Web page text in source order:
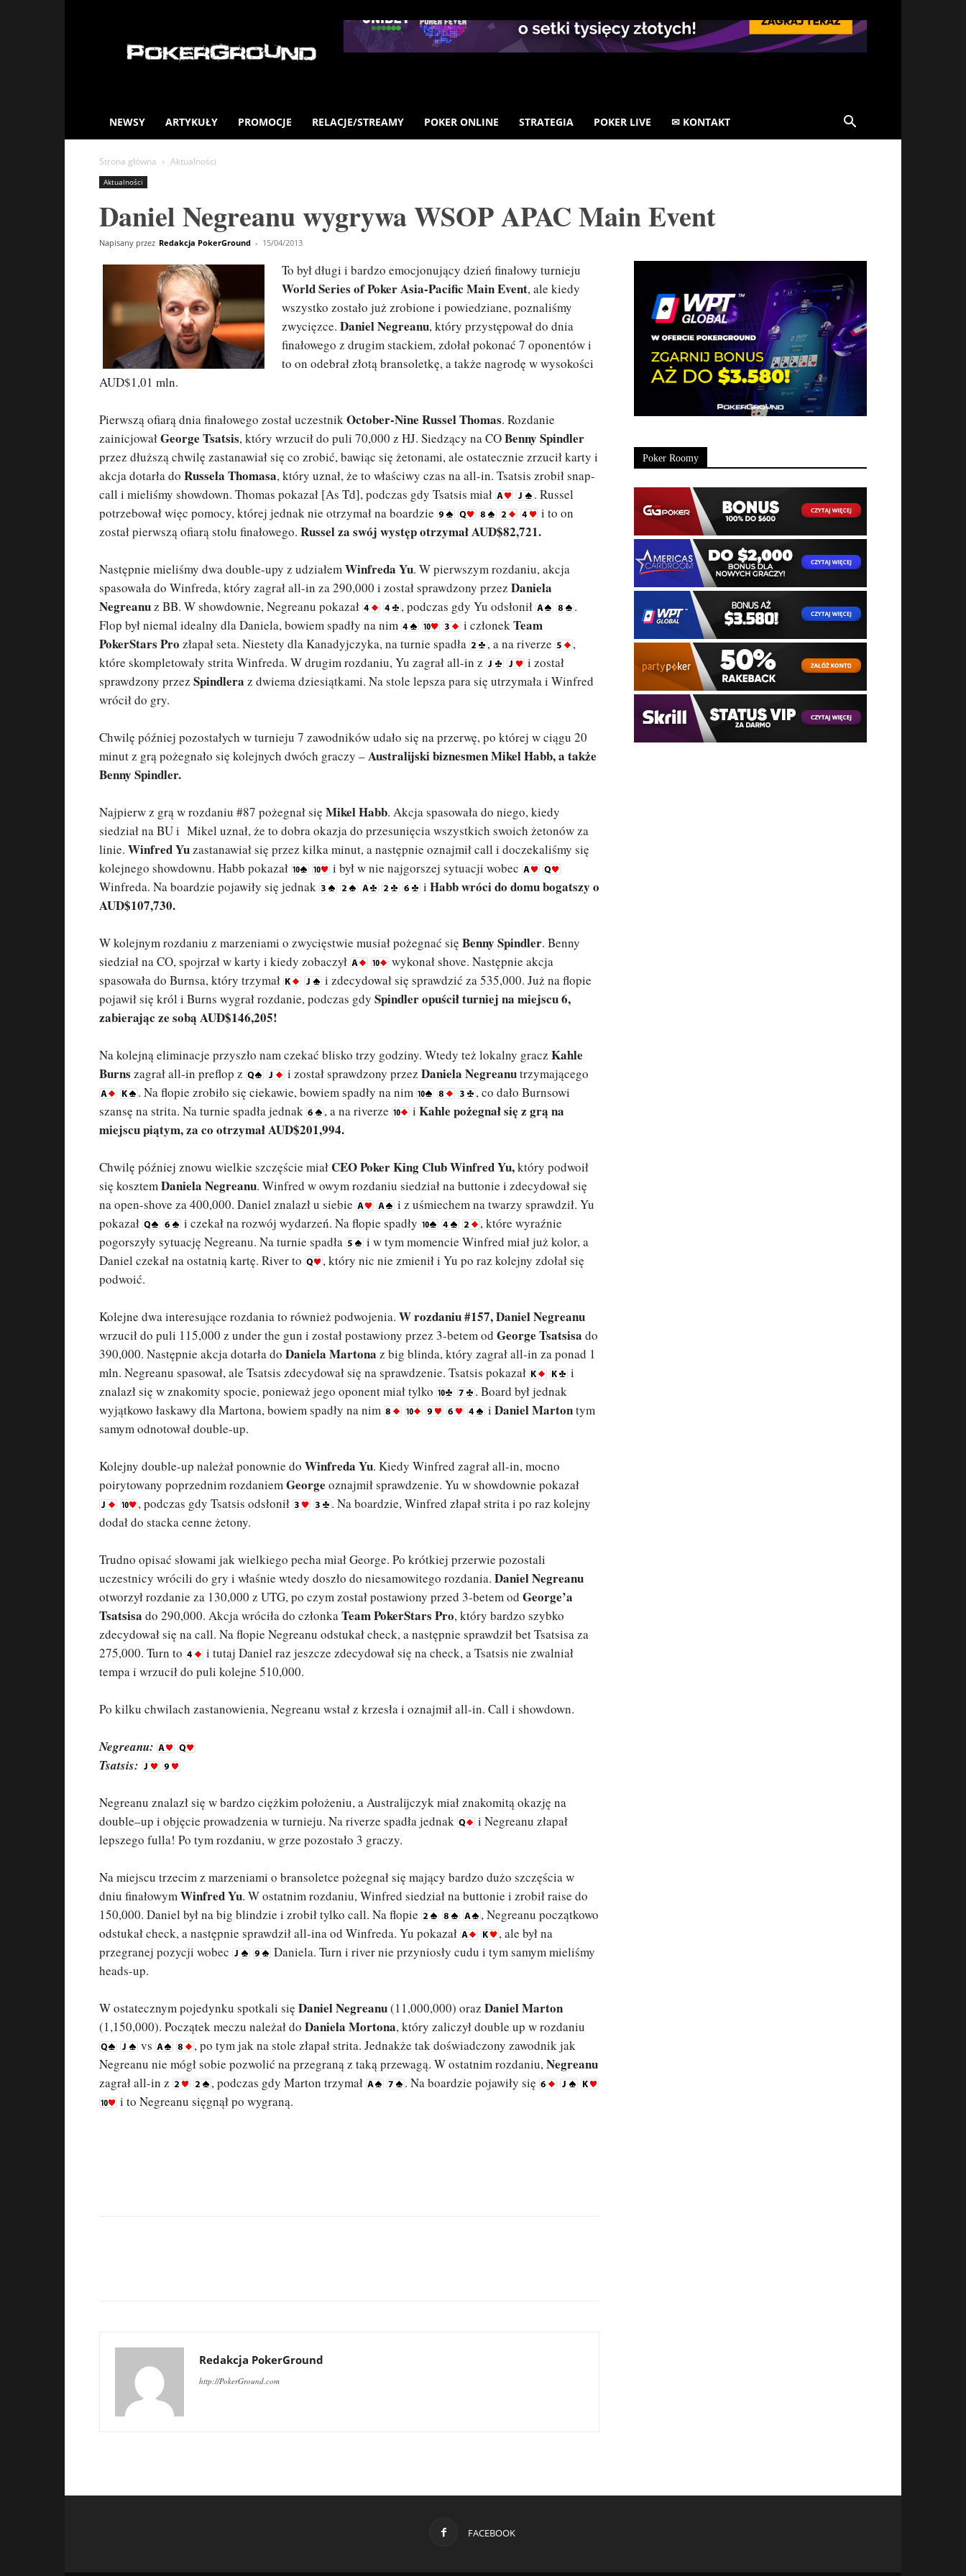
NEWSY ARTYKUŁY PROMOCJE RELACJE/STREAMY POKER ONLINE STRATEGIA POKER LIVE ✉ KONTAKT
Strona główna Aktualności
Aktualności
Daniel Negreanu wygrywa WSOP APAC Main Event
Napisany przez Redakcja PokerGround - 15/04/2013
To był długi i bardzo emocjonujący dzień finałowy turnieju
World Series of Poker Asia-Pacific Main Event, ale kiedy
wszystko zostało już zrobione i powiedziane, poznaliśmy
zwycięzce. Daniel Negreanu, który przystępował do dnia
finałowego z drugim stackiem, zdołał pokonać 7 oponentów i
to on odebrał złotą bransoletkę, a także nagrodę w wysokości
AUD$1,01 mln.
Pierwszą ofiarą dnia finałowego został uczestnikOctober-Nine Russel Thomas. Rozdanie
zainicjowałGeorge Tsatsis, który wrzucił do puli 70,000 z HJ. Siedzący na COBenny Spindler
przez dłuższą chwilę zastanawiał się co zrobić, bawiąc się żetonami, ale ostatecznie zrzucił karty i
akcja dotarła do Russela Thomasa, który uznał, że to właściwy czas na all-in. Tsatsis zrobił snap-
call i mieliśmy showdown. Thomas pokazał [As Td], podczas gdy Tsatsis miał
. Russel
potrzebował więc pomocy, której jednak nie otrzymał na boardzie
i to on
został pierwszą ofiarą stołu finałowego. Russel za swój występ otrzymał AUD$82,721.
Następnie mieliśmy dwa double-upy z udziałemWinfreda Yu. W pierwszym rozdaniu, akcja
spasowała do Winfreda, który zagrał all-in za 290,000 i został sprawdzony przez Daniela
Negreanuz BB. W showdownie, Negreanu pokazał , podczas gdy Yu odsłonił
.
Flop był niemal idealny dla Daniela, bowiem spadły na nim
i członekTeam
PokerStars Pro złapał seta. Niestety dla Kanadyjczyka, na turnie spadła , a na riverze
,
które skompletowały strita Winfreda. W drugim rozdaniu, Yu zagrał all-in z
i został
sprawdzony przez Spindlera z dwiema dziesiątkami. Na stole lepsza para się utrzymała i Winfred
wrócił do gry.
Chwilę później pozostałych w turnieju 7 zawodników udało się na przerwę, po której w ciągu 20
minut z grą pożegnało się kolejnych dwóch graczy –Australijski biznesmen Mikel Habb, a także
Benny Spindler.
Najpierw z grą w rozdaniu #87 pożegnał się Mikel Habb. Akcja spasowała do niego, kiedy
siedział na BU i Mikel uznał, że to dobra okazja do przesunięcia wszystkich swoich żetonów za
linie. Winfred Yuzastanawiał się przez kilka minut, a następnie oznajmił call i doczekaliśmy się
kolejnego showdownu. Habb pokazał
i był w nie najgorszej sytuacji wobec
Winfreda. Na boardzie pojawiły się jednak
i Habb wróci do domu bogatszy o
AUD$107,730.
W kolejnym rozdaniu z marzeniami o zwycięstwie musiał pożegnać się Benny Spindler. Benny
siedział na CO, spojrzał w karty i kiedy zobaczył
wykonał shove. Następnie akcja
spasowała do Burnsa, który trzymał
i zdecydował się sprawdzić za 535,000. Już na flopie
pojawił się król i Burns wygrał rozdanie, podczas gdy Spindler opuścił turniej na miejscu 6,
zabierając ze sobą AUD$146,205!
Na kolejną eliminacje przyszło nam czekać blisko trzy godziny. Wtedy też lokalny gracz Kahle
Burns zagrał all-in preflop z i został sprawdzony przez Daniela Negreanutrzymającego
. Na flopie zrobiło się ciekawie, bowiem spadły na nim
, co dało Burnsowi
szansę na strita. Na turnie spadła jednak
, a na riverze i Kahle pożegnał się z grą na
miejscu piątym, za co otrzymał AUD$201,994.
Chwilę później znowu wielkie szczęście miał CEO Poker King Club Winfred Yu,który podwoił
się kosztemDaniela Negreanu. Winfred w owym rozdaniu siedział na buttonie i zdecydował się
na open-shove za 400,000. Daniel znalazł u siebie
i z uśmiechem na twarzy sprawdził. Yu
pokazał
i czekał na rozwój wydarzeń. Na flopie spadły
, które wyraźnie
pogorszyły sytuację Negreanu. Na turnie spadła
i w tym momencie Winfred miał już kolor, a
Daniel czekał na ostatnią kartę. River to
, który nic nie zmienił i Yu po raz kolejny zdołał się
podwoić.
Kolejne dwa interesujące rozdania to również podwojenia. W rozdaniu #157, Daniel Negreanu
wrzucił do puli 115,000 z under the gun i został postawiony przez 3-betem od George Tsatsisa do
390,000. Następnie akcja dotarła do Daniela Martona z big blinda, który zagrał all-in za ponad 1
mln. Negreanu spasował, ale Tsatsis zdecydował się na sprawdzenie. Tsatsis pokazał
i
znalazł się w znakomity spocie, ponieważ jego oponent miał tylko
. Board był jednak
wyjątkowo łaskawy dla Martona, bowiem spadły na nim
i Daniel Martontym
samym odnotował double-up.
Kolejny double-up należał ponownie do Winfreda Yu. Kiedy Winfred zagrał all-in, mocno
poirytowany poprzednim rozdaniemGeorge oznajmił sprawdzenie. Yu w showdownie pokazał
, podczas gdy Tsatsis odsłonił
. Na boardzie, Winfred złapał strita i po raz kolejny
dodał do stacka cenne żetony.
Trudno opisać słowami jak wielkiego pecha miał George. Po krótkiej przerwie pozostali
uczestnicy wrócili do gry i właśnie wtedy doszło do niesamowitego rozdania. Daniel Negreanu
otworzył rozdanie za 130,000 z UTG, po czym został postawiony przed 3-betem od George’a
Tsatsisa do 290,000. Akcja wróciła do członkaTeam PokerStars Pro, który bardzo szybko
zdecydował się na call. Na flopie Negreanu odstukał check, a następnie sprawdził bet Tsatsisa za
275,000. Turn to
i tutaj Daniel raz jeszcze zdecydował się na check, a Tsatsis nie zwalniał
tempa i wrzucił do puli kolejne 510,000.
Po kilku chwilach zastanowienia, Negreanu wstał z krzesła i oznajmił all-in. Call i showdown.
Negreanu:
Tsatsis:
Negreanu znalazł się w bardzo ciężkim położeniu, a Australijczyk miał znakomitą okazję na
double–up i objęcie prowadzenia w turnieju. Na riverze spadła jednak
i Negreanu złapał
lepszego fulla! Po tym rozdaniu, w grze pozostało 3 graczy.
Na miejscu trzecim z marzeniami o bransoletce pożegnał się mający bardzo dużo szczęścia w
dniu finałowymWinfred Yu. W ostatnim rozdaniu, Winfred siedział na buttonie i zrobił raise do
150,000. Daniel był na big blindzie i zrobił tylko call. Na flopie
, Negreanu początkowo
odstukał check, a następnie sprawdził all-ina od Winfreda. Yu pokazał
, ale był na
przegranej pozycji wobec
Daniela. Turn i river nie przyniosły cudu i tym samym mieliśmy
heads-up.
W ostatecznym pojedynku spotkali się Daniel Negreanu(11,000,000) oraz Daniel Marton
(1,150,000). Początek meczu należał do Daniela Mortona, który zaliczył double up w rozdaniu
vs
, po tym jak na stole złapał strita. Jednakże tak doświadczony zawodnik jak
Negreanu nie mógł sobie pozwolić na przegraną z taką przewagą. W ostatnim rozdaniu,Negreanu
zagrał all-in z , podczas gdy Marton trzymał
. Na boardzie pojawiły się
i to Negreanu sięgnął po wygraną.
Redakcja PokerGround
http://PokerGround.com
Poker Roomy
FACEBOOK